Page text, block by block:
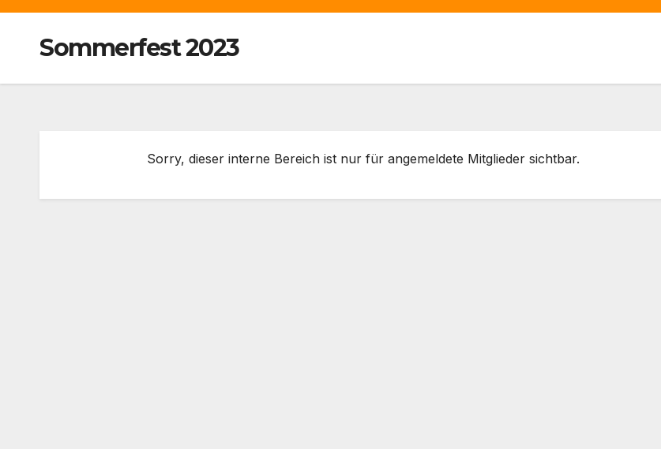
Sommerfest 2023
Sorry, dieser interne Bereich ist nur für angemeldete Mitglieder sichtbar.